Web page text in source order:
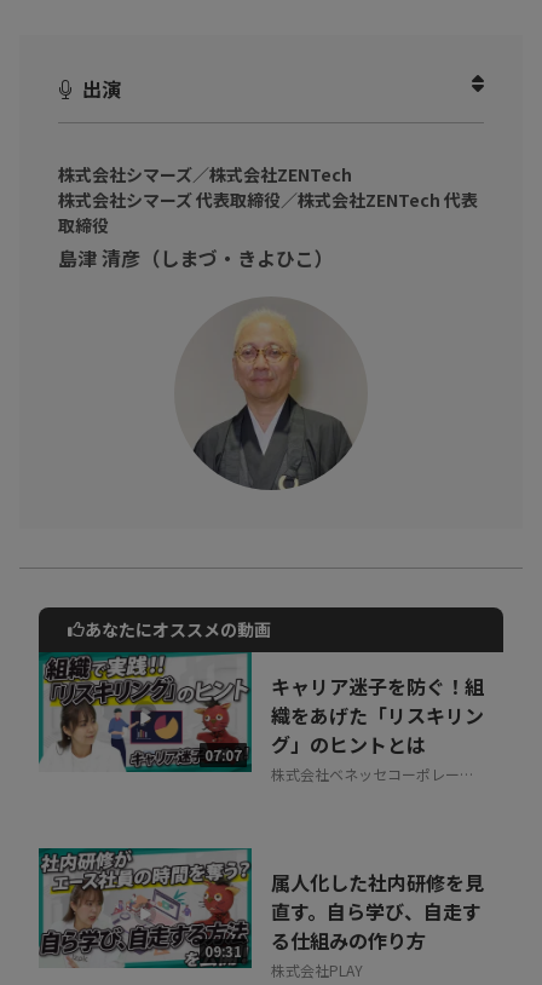
【「禅語」という古くから使われている言葉が、ビジネスで成功
するためにも非常に有効なメッセージとなる】そんな風に感じま
皆さんも是非、ご自身の経験と照らし合わせて、「禅」で「ビジ
ネス」を振り返ってみませんか？
の世界に飛び込み、僧として修行を続ける」異色の経歴を持つ島
津氏が、禅とビジネスの関係を丁寧に説明してくれています。
前半・後半と【豪華2本立て動画】に出来たのは、島津氏の軽快な
トークはもちろんのこと、経営層と人事・マネジメント層でも
「参考に出来る禅語」が異なる非常に深く幅の広い領域であるこ
れるかと思います。
※島津氏からの「僧侶の恰好で行きましょうか？」というありが
たいご提案を受け、「金髪の僧侶」というも恰好自体も見ごたえ
のある部分の一つです。
こちらの動画は2動画の内【後半】として、人事担当者向けの内容
になるよう島津氏自ら禅語をご選定いただきました。
学べ、「明日からでも行動を変えられる」ことも含む非常にお勧
めの動画です。
人事課題を解決したい経営層の方はもちろん、メンバーと向き合
う人事ご担当者様、将来独立を考えている方やマネジメントに関
出演
株式会社シマーズ／株式会社ZENTech
株式会社シマーズ 代表取締役／株式会社ZENTech 代表
取締役
島津 清彦（しまづ・きよひこ）
動画でご紹介しているサービスについて
お気軽にご相談・ご質問いただけます！
30秒でお申し込み可能
相談を希望する 無料
あなたにオススメの動画
07:07
キャリア迷子を防ぐ！組
織をあげた「リスキリン
グ」のヒントとは
株式会社ベネッセコーポレーシ
09:31
属人化した社内研修を見
直す。自ら学び、自走す
る仕組みの作り方
株式会社PLAY